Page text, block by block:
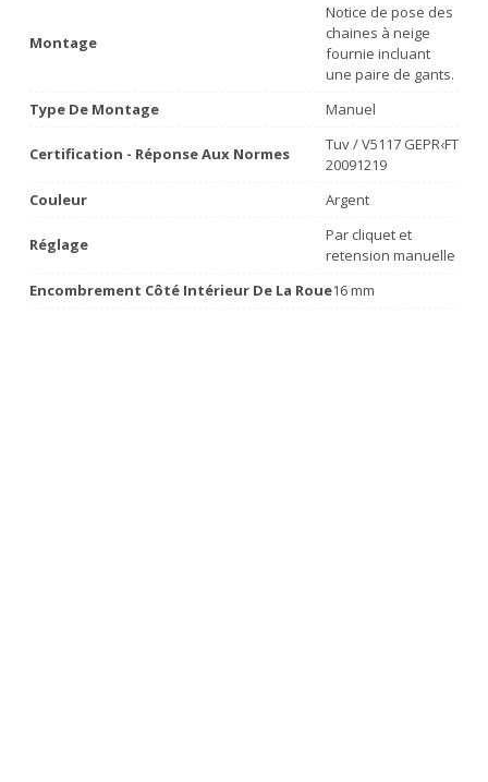
Montage
Notice de pose des
chaines à neige
fournie incluant
une paire de gants.
Type De Montage
Manuel
Certification - Réponse Aux Normes
Tuv / V5117 GEPR‹FT
20091219
Couleur
Argent
Réglage
Par cliquet et
retension manuelle
Encombrement Côté Intérieur De La Roue16 mm